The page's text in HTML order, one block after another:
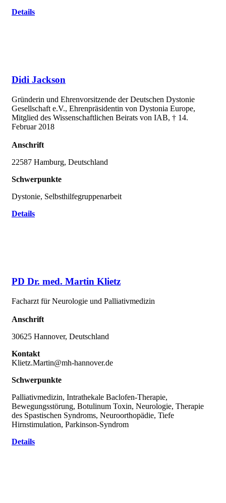
Details
Didi Jackson
Gründerin und Ehrenvorsitzende der Deutschen Dystonie
Gesellschaft e.V., Ehrenpräsidentin von Dystonia Europe,
Mitglied des Wissenschaftlichen Beirats von IAB, † 14.
Februar 2018
Anschrift
22587 Hamburg, Deutschland
Schwerpunkte
Dystonie, Selbsthilfegruppenarbeit
Details
PD Dr. med. Martin Klietz
Facharzt für Neurologie und Palliativmedizin
Anschrift
30625 Hannover, Deutschland
Kontakt
Klietz.Martin@mh-hannover.de
Schwerpunkte
Palliativmedizin, Intrathekale Baclofen-Therapie,
Bewegungsstörung, Botulinum Toxin, Neurologie, Therapie
des Spastischen Syndroms, Neuroorthopädie, Tiefe
Hirnstimulation, Parkinson-Syndrom
Details